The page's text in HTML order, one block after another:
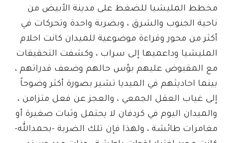
مخطط المليشيا للضغط على مدينة الأبيض من
ناحية الجنوب والشرق ، وبضربة واحدة وتحركات في
أكثر من محور وقراءة موضوعية للميدان كانت احلام
المليشيا وداعميها إلى سراب ، وكشفت التحقيقات
مع المقبوض عليهم بؤس حالهم وضعف قدراتهم ،
بينما احاديثهم في الميديا تشير بصورة أكثر وضوحاً
إلى غياب العقل الجمعي ، والعجز عن فعل متزامن ،
والميدان اليوم في كردفان لا يحتمل وثبات صغيرة أو
مغامرات طائشة ، ولهذا فإن تلك الضربة -بحمدالله-